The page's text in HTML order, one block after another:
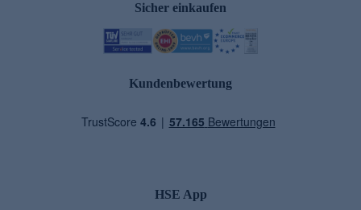
Sicher einkaufen
Kundenbewertung
HSE App